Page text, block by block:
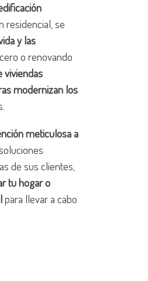
residencial, se
y las
o renovando
viviendas
modernizan los
meticulosa a
de sus clientes,
tu hogar o
para llevar a cabo